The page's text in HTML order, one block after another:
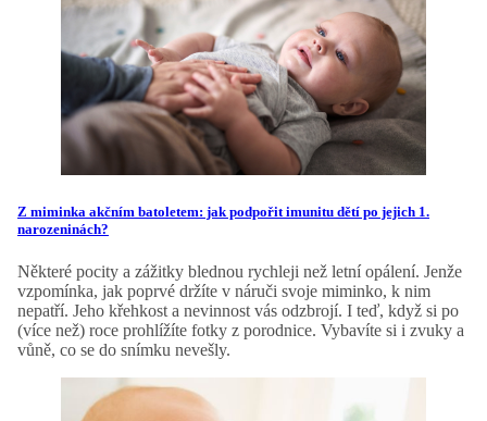
Z miminka akčním batoletem: jak podpořit imunitu dětí po jejich 1.
narozeninách?
Některé pocity a zážitky blednou rychleji než letní opálení. Jenže
vzpomínka, jak poprvé držíte v náruči svoje miminko, k nim
nepatří. Jeho křehkost a nevinnost vás odzbrojí. I teď, když si po
(více než) roce prohlížíte fotky z porodnice. Vybavíte si i zvuky a
vůně, co se do snímku nevešly.